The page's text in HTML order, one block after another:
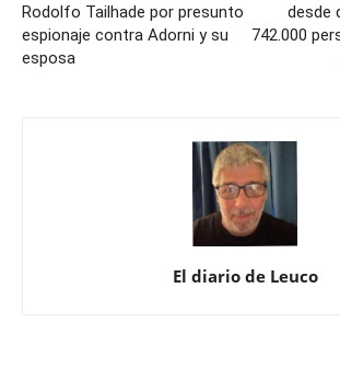
Rodolfo Tailhade por presunto
espionaje contra Adorni y su
esposa
desde
742.000
El diario de Leuco